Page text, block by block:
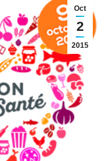
Oct
2
2015